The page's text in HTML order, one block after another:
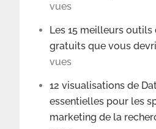
vues
Les 15 meilleurs
gratuits que vous
vues
12 visualisations de
essentielles pour les
marketing de la